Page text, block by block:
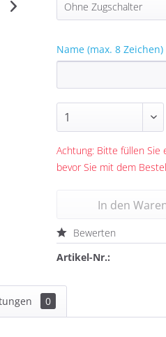
Name (max. 8 Zeichen)
Achtung: Bitte füllen Sie
bevor Sie mit dem
In den
Bewerten
Artikel-Nr.:
0